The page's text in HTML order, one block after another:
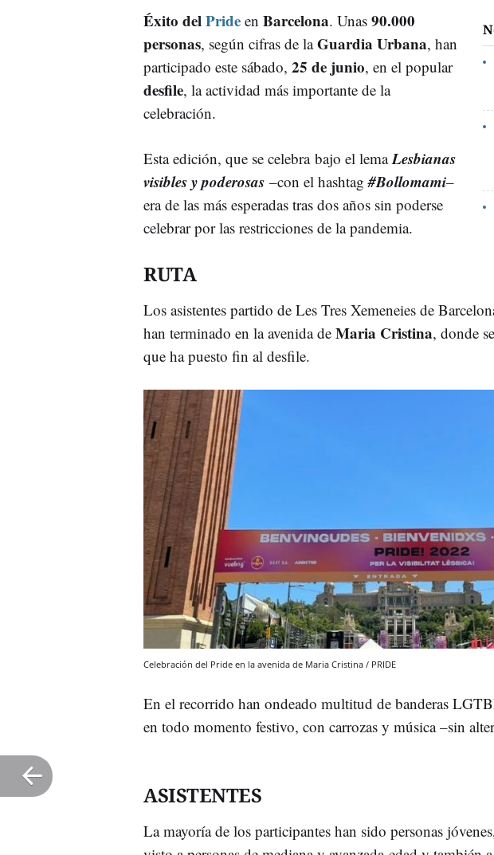
Éxito delPride en Barcelona. Unas 90.000
personas, según cifras de laGuardia Urbana, han
participado este sábado, 25 de junio, en el popular
desfile, la actividad más importante de la
celebración.
Esta edición, que se celebra bajo el lemaLesbianas
visibles y poderosas –con el hashtag#Bollomami–
era de las más esperadas tras dos años sin poderse
celebrar por las restricciones de la pandemia.
RUTA
Los asistentes partido de Les Tres Xemeneies de
han terminado en la avenida de Maria Cristina, donde
que ha puesto fin al desfile.
Celebración del Pride en la avenida de Maria Cristina / PRIDE
En el recorrido han ondeado multitud de banderas
en todo momento festivo, con carrozas y música –sin
ASISTENTES
La mayoría de los participantes han sido personas